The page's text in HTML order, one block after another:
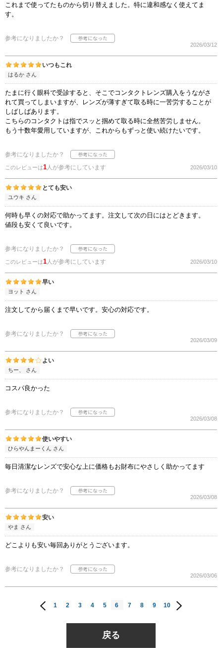
これまで使ってたものから切り替えました。特に違和感なく使えてま
す。
参考になりましたか？
2026/03/12
いつもこれ
はるか さん
たまに行く眼科で受診すると、そこでコンタクトレンズ購入をうながさ
れて買ってしまいますが、レンズが薄すぎて取る時に一苦労することが
しばしばあります。
こちらのコンタクトは指でスッと掴めて取る時に全然苦労しません。
もう十数年愛用していますが、これからもずっと使い続けたいです。
参考になりましたか？
このレビューは1人が参考にしています 2026/03/10
とても安い
ユウキ さん
何時も早くの対応で助かってます。注文して次の日にはとどきます。
値段も安くて良いです。
参考になりましたか？
このレビューは1人が参考にしています 2026/03/10
早い
ヨット さん
注文してから届くまで早いです。安心の対応です。
参考になりましたか？
2026/03/09
よい
ちー、 さん
コスパ良かった
参考になりましたか？
2026/03/08
使いやすい
ひらやんまーくん さん
毎日清潔なレンズで安心な上に価格もお財布にやさしく助かってます
参考になりましたか？
2026/03/08
安い
やま さん
どこよりも安い毎回ありがとうございます。
参考になりましたか？
2026/03/06
1 2 3 4 5 6 7 8 9 10
戻る